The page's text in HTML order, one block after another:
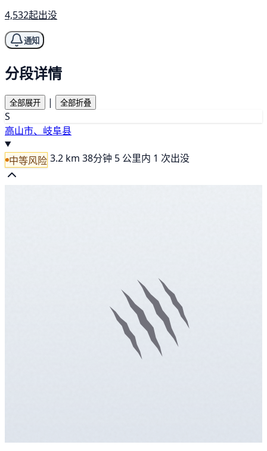
4,532起出没
通知
分段详情
全部展开 | 全部折叠
S
高山市、岐阜县
中等风险 3.2 km 38分钟 5 公里内 1 次出没